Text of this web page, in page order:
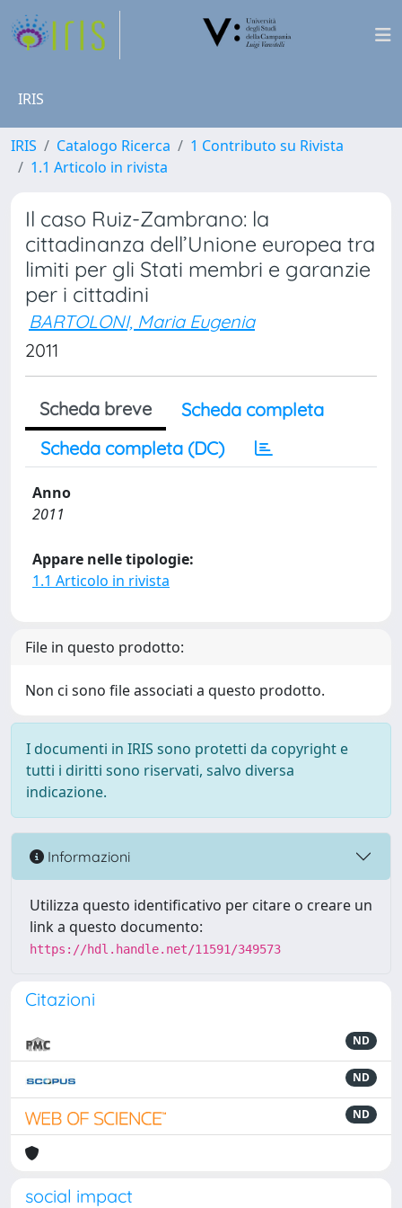
IRIS
IRIS Catalogo Ricerca
1 Contributo su Rivista
1.1 Articolo in rivista
Il caso Ruiz-Zambrano: la
cittadinanza dell’Unione europea tra
limiti per gli Stati membri e garanzie
per i cittadini
BARTOLONI, Maria Eugenia
2011
Scheda breve
Scheda completa
Scheda completa (DC)
Anno
2011
Appare nelle tipologie:
1.1 Articolo in rivista
File in questo prodotto:
Non ci sono file associati a questo prodotto.
I documenti in IRIS sono protetti da copyright e
tutti i diritti sono riservati, salvo diversa
indicazione.
Informazioni
Utilizza questo identificativo per citare o creare un
link a questo documento:
https://hdl.handle.net/11591/349573
Citazioni
ND
ND
ND
social impact